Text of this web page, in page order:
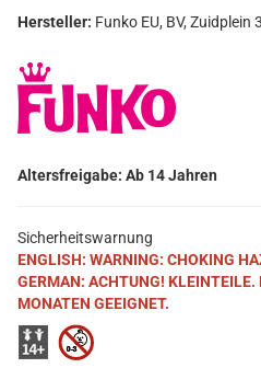
Hersteller: Funko EU, BV,
Altersfreigabe: Ab 14 Jahren
Sicherheitswarnung
ENGLISH: WARNING: CHOKING
GERMAN: ACHTUNG! KLEINTEILE.
MONATEN GEEIGNET.